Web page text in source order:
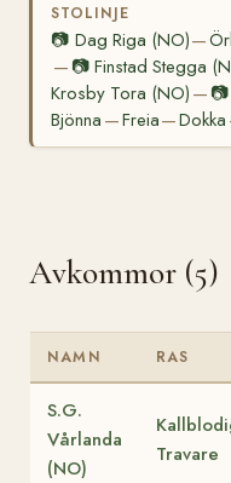
STOLINJE
📷 Dag Riga (NO)—
— 📷Finstad Stegga
Krosby Tora (NO) — 📷
Bjönna —Freia—Dokka
Avkommor (5)
NAMN RAS
S.G.
Vårlanda
(NO)
Travare